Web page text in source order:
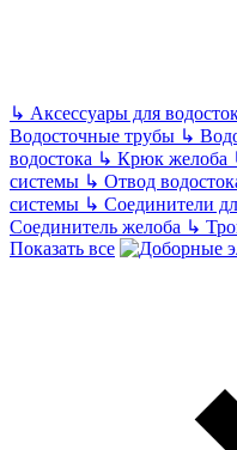
↳ Аксессуары для
Водосточные трубы ↳
водостока ↳ Крюк желоба
системы ↳ Отвод
системы ↳ Соединители
Соединитель желоба ↳
Показать все